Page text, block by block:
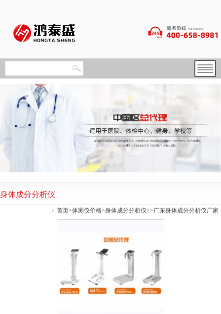
身体成分分析仪
首页>体测仪价格>身体成分分析仪>>广东身体成分分析仪厂家